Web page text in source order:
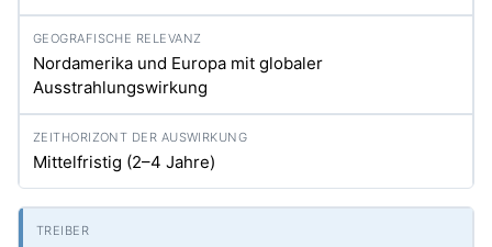
Nordamerika und Europa mit globaler
Ausstrahlungswirkung
Mittelfristig (2–4 Jahre)